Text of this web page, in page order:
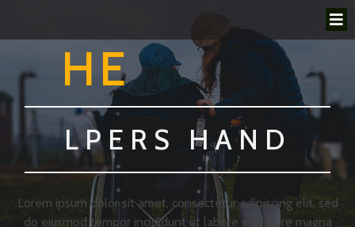
HE
LPERS HAND
Lorem ipsum dolor sit amet, consectetur adipiscing elit, sed
do eiusmod tempor incididunt ut labore et dolore magna